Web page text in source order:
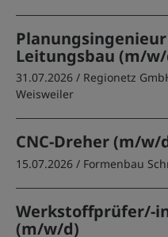
Leitungsbau (m/
31.07.2026 / Regionetz
Weisweiler
CNC-Dreher (m/w/
15.07.2026 / Formenbau
Werkstoffprüfer/-
(m/w/d)